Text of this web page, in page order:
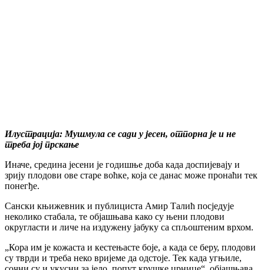
Илустрација: Мушмула се сади у јесен, отпорна је и не
треба јој прскање
Иначе, средина јесени је годишње доба када доспијевају и
зрију плодови ове старе воћке, која се данас може пронаћи тек
понегђе.
Сански књижевник и публициста Амир Талић посједује
неколико стабала, те објашњава како су њени плодови
округласти и личе на издужену јабуку са спљоштеним врхом.
„Кора им је кожаста и кестењасте боје, а када се беру, плодови
су тврди и треба неко вријеме да одстоје. Тек када угњиле,